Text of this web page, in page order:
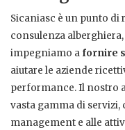
Sicaniasc è un punto
consulenza
impegniamo a fornire
aiutare le aziende
performance. Il nostro
vasta gamma di
management e alle